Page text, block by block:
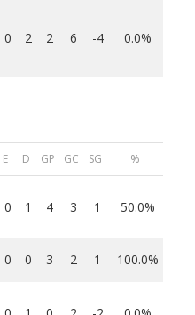
0 2 2 6 -4 0.0%
E D GP GC SG %
0 1 4 3 1 50.0%
0 0 3 2 1 100.0%